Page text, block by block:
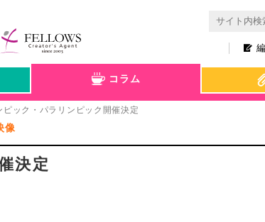
コラム
ピック・パラリンピック開催決定
像
決定